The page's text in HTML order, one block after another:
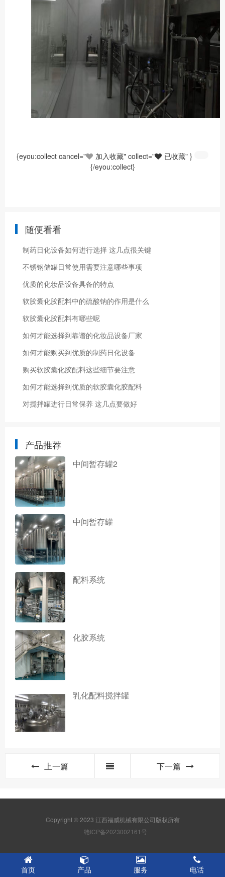
{eyou:collect cancel=" 加入收藏" collect="
已收藏" }
{/eyou:collect}
随便看看
制药日化设备如何进行选择 这几点很关键
不锈钢储罐日常使用需要注意哪些事项
优质的化妆品设备具备的特点
软胶囊化胶配料中的硫酸钠的作用是什么
软胶囊化胶配料有哪些呢
如何才能选择到靠谱的化妆品设备厂家
如何才能购买到优质的制药日化设备
购买软胶囊化胶配料这些细节要注意
如何才能选择到优质的软胶囊化胶配料
对搅拌罐进行日常保养 这几点要做好
产品推荐
中间暂存罐2
中间暂存罐
配料系统
化胶系统
乳化配料搅拌罐
上一篇 下一篇
Copyright © 2023 江西福威机械有限公司版权所有
赣ICP备2023002161号
首页 产品 服务 电话